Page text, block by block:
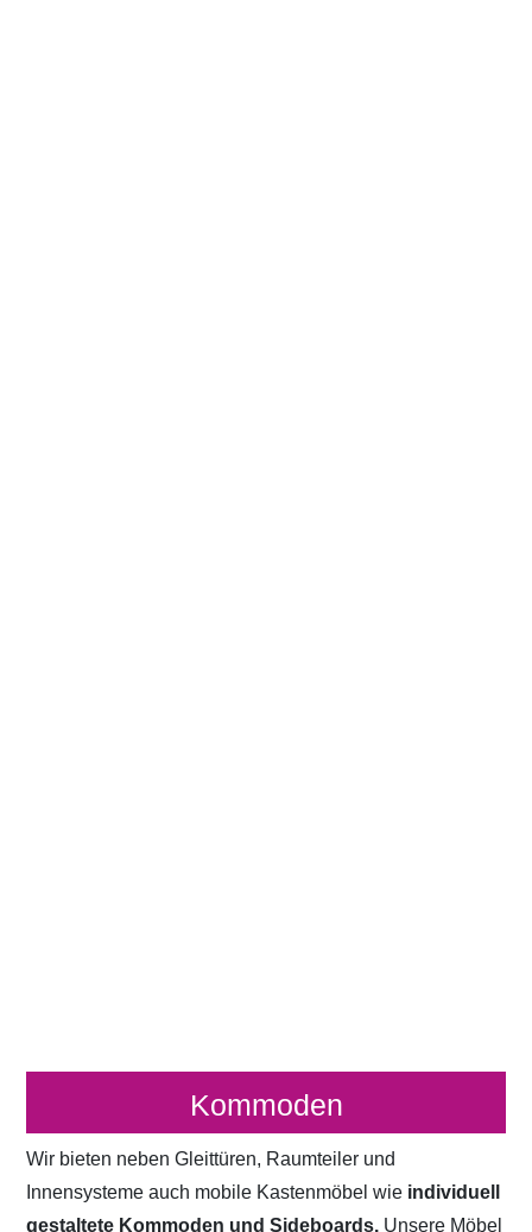
Kommoden
Wir bieten neben Gleittüren, Raumteiler und
Innensysteme auch mobile Kastenmöbel wie individuell
gestaltete Kommoden und Sideboards. Unsere Möbel